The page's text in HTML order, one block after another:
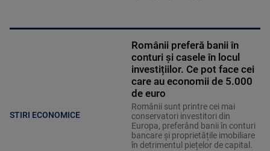
STIRI ECONOMICE
Românii preferă banii în
conturi și casele în locul
investițiilor. Ce pot face cei
care au economii de 5.000
de euro
Românii sunt printre cei mai
conservatori investitori din
Europa, preferând banii în conturi
bancare și proprietățile imobiliare
în detrimentul piețelor de capital.